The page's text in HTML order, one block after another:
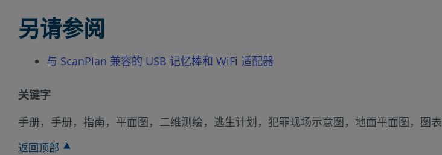
另请参阅
与 ScanPlan 兼容的 USB 记忆棒和 WiFi 适配器
关键字
手册，手册，指南，平面图，二维测绘，逃生计划，犯罪现场示意图，地面平面图，图表
返回顶部